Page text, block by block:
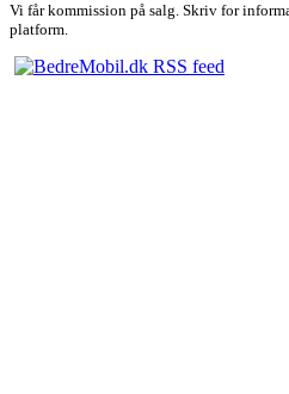
Vi får kommission på salg. Skriv for
platform.